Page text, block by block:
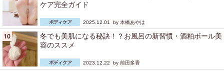
ケア完全ガイド
2025.12.01 by 本橋あやは
冬でも美肌になる秘訣！？お風呂の新習慣・酒粕ボール美
容のススメ
2023.12.22 by 前田多香